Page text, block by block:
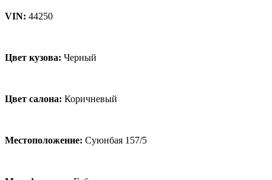
VIN: 44250
Цвет кузова: Черный
Цвет салона: Коричневый
Местоположение: Суюнбая 157/5